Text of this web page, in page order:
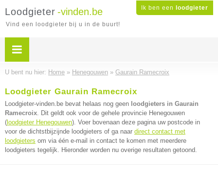
Ik ben een loodgieter
Loodgieter -vinden.be
Vind een loodgieter bij u in de buurt!
U bent nu hier: Home » Henegouwen » Gaurain Ramecroix
Loodgieter Gaurain Ramecroix
Loodgieter-vinden.be bevat helaas nog geen loodgieters in Gaurain
Ramecroix. Dit geldt ook voor de gehele provincie Henegouwen
( loodgieter Henegouwen). Voer bovenaan deze pagina uw postcode in
voor de dichtstbijzijnde loodgieters of ga naar direct contact met
loodgieters om via één e-mail in contact te komen met meerdere
loodgieters tegelijk. Hieronder worden nu overige resultaten getoond.